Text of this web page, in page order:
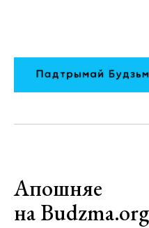
Апошняе
на Budzma.org